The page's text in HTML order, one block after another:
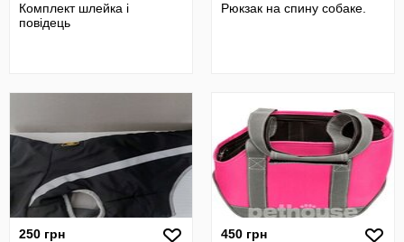
Комплект шлейка і
повідець
Рюкзак на спину собаке.
250 грн
450 грн